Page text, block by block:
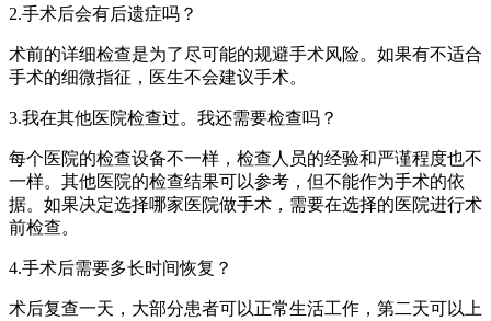
2.手术后会有后遗症吗？
术前的详细检查是为了尽可能的规避手术风险。如果有不适合
手术的细微指征，医生不会建议手术。
3.我在其他医院检查过。我还需要检查吗？
每个医院的检查设备不一样，检查人员的经验和严谨程度也不
一样。其他医院的检查结果可以参考，但不能作为手术的依
据。如果决定选择哪家医院做手术，需要在选择的医院进行术
前检查。
4.手术后需要多长时间恢复？
术后复查一天，大部分患者可以正常生活工作，第二天可以上